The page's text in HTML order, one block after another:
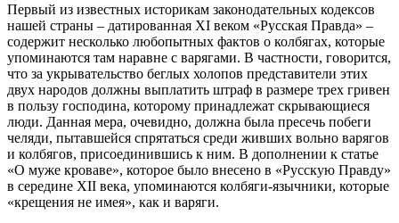
Первый из известных историкам законодательных кодексов
нашей страны – датированная XI веком «Русская Правда» –
содержит несколько любопытных фактов о колбягах, которые
упоминаются там наравне с варягами. В частности, говорится,
что за укрывательство беглых холопов представители этих
двух народов должны выплатить штраф в размере трех гривен
в пользу господина, которому принадлежат скрывающиеся
люди. Данная мера, очевидно, должна была пресечь побеги
челяди, пытавшейся спрятаться среди живших вольно варягов
и колбягов, присоединившись к ним. В дополнении к статье
«О муже кроваве», которое было внесено в «Русскую Правду»
в середине XII века, упоминаются колбяги-язычники, которые
«крещения не имея», как и варяги.